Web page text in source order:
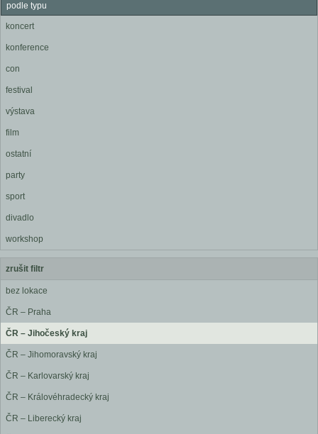
podle typu
koncert
konference
con
festival
výstava
film
ostatní
party
sport
divadlo
workshop
zrušit filtr
bez lokace
ČR – Praha
ČR – Jihočeský kraj
ČR – Jihomoravský kraj
ČR – Karlovarský kraj
ČR – Královéhradecký kraj
ČR – Liberecký kraj